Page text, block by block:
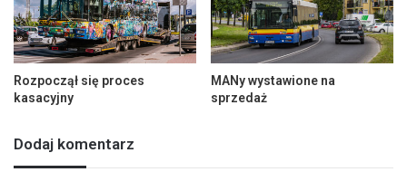
Rozpoczął się proces
kasacyjny
MANy wystawione na
sprzedaż
Dodaj komentarz